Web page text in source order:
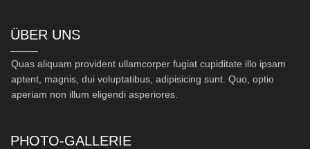
ÜBER UNS
Quas aliquam provident ullamcorper fugiat cupiditate illo ipsam
aptent, magnis, dui voluptatibus, adipisicing sunt. Quo, optio
aperiam non illum eligendi asperiores.
PHOTO-GALLERIE